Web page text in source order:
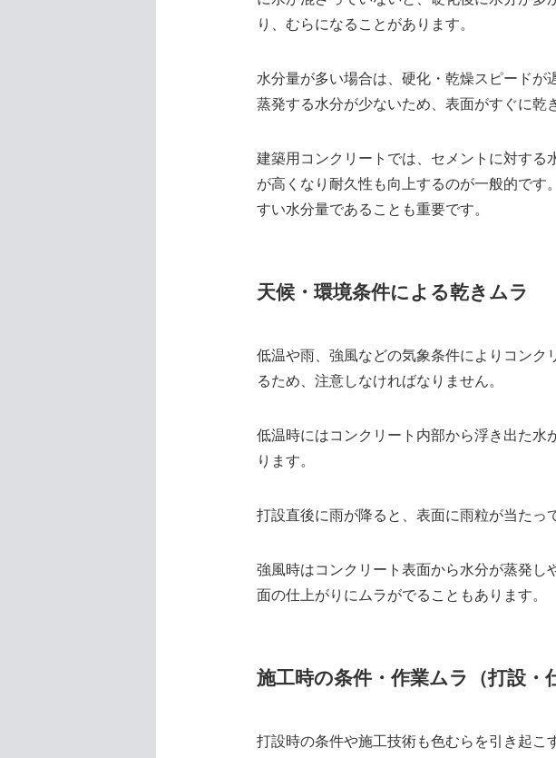
り、むらになることがあります。
水分量が多い場合は、硬化・乾燥スピードが
蒸発する水分が少ないため、表面がすぐに乾
建築用コンクリートでは、セメントに対す
が高くなり耐久性も向上するのが一般的で
すい水分量であることも重要です。
天候・環境条件による乾きムラ
低温や雨、強風などの気象条件によりコンク
るため、注意しなければなりません。
低温時にはコンクリート内部から浮き出た水
ります。
打設直後に雨が降ると、表面に雨粒が当たっ
強風時はコンクリート表面から水分が蒸発し
面の仕上がりにムラがでることもあります。
施工時の条件・作業ムラ（打設・
打設時の条件や施工技術も色むらを引き起こ